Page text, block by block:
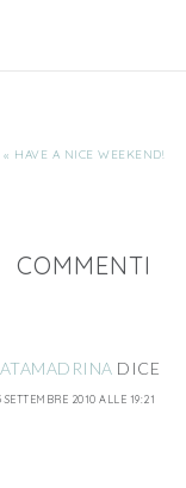
« HAVE A NICE WEEKEND!
COMMENTI
DICE
SETTEMBRE 2010 ALLE 19:21